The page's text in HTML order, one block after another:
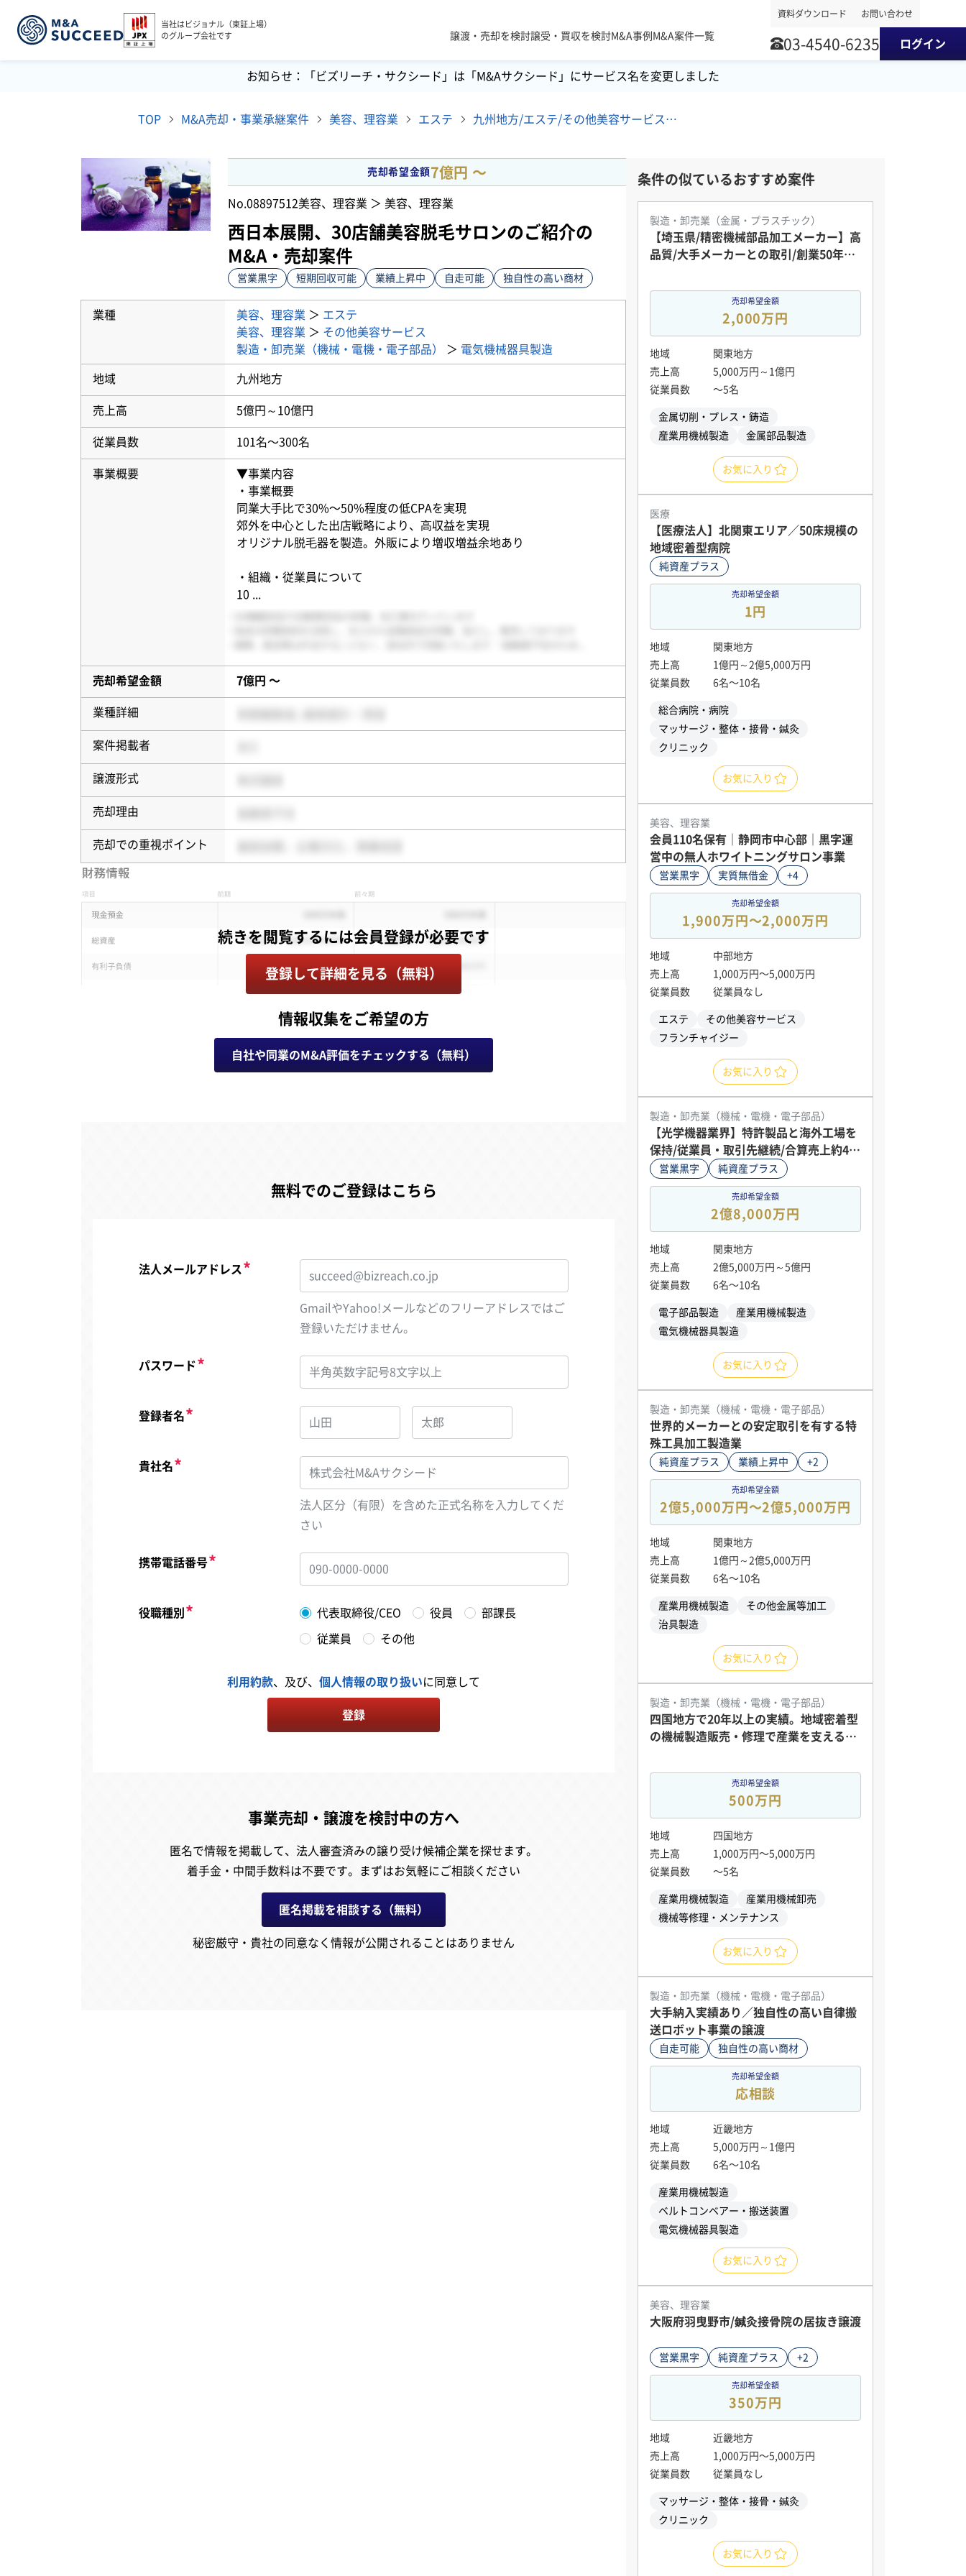
当社はビジョナル（東証上場）
のグループ会社です
譲渡・売却を検討譲受・買収を検討M&A事例 M&A案件一覧
資料ダウンロード お問い合わせ
03-4540-6235 ログイン
お知らせ：「ビズリーチ・サクシード」は「M&Aサクシード」にサービス名を変更しました
TOP M&A売却・事業承継案件 美容、理容業 エステ 九州地方/エステ/その他美容サービス/電気機械器具製造 M&A・事業譲渡案件
売却希望金額 7億円 〜
No.08897512美容、理容業 ＞ 美容、理容業
西日本展開、30店舗美容脱毛サロンのご紹介の
M&A・売却案件
営業黒字 短期回収可能 業績上昇中 自走可能 独自性の高い商材
業種 美容、理容業 ＞ エステ
美容、理容業 ＞ その他美容サービス
製造・卸売業（機械・電機・電子部品）
＞ 電気機械器具製造
地域 九州地方
売上高 5億円～10億円
従業員数 101名〜300名
事業概要
▼事業内容
・事業概要
同業⼤⼿⽐で30%〜50%程度の低CPAを実現
郊外を中⼼とした出店戦略により、⾼収益を実現
オリジナル脱⽑器を製造。外販により増収増益余地あり
・組織・従業員について
10
売却希望金額 7億円 〜
業種詳細
案件掲載者
譲渡形式
売却理由
売却での重視ポイント
登録して詳細を見る（無料）
情報収集をご希望の方
自社や同業のM&A評価をチェックする（無料）
無料でのご登録はこちら
法人メールアドレス
GmailやYahoo!メールなどのフリーアドレスではご
登録いただけません。
パスワード
登録者名
貴社名
法人区分（有限）を含めた正式名称を入力してくだ
さい
携帯電話番号
役職種別 代表取締役/CEO 役員 部課長
従業員 その他
利用約款、及び、 個人情報の取り扱いに同意して
登録
事業売却・譲渡を検討中の方へ
匿名で情報を掲載して、 法人審査済みの譲り受け候補企業を探せます。
着手金・中間手数料は不要です。
まずはお気軽にご相談ください
匿名掲載を相談する（無料）
秘密厳守・貴社の同意なく情報が公開されることはありません
条件の似ているおすすめ案件
製造・卸売業（金属・プラスチック）
【埼玉県/精密機械部品加工メーカー】高
品質/大手メーカーとの取引/創業50年以
売却希望金額
2,000万円
地域
関東地方
売上高
5,000万円～1億円
従業員数
〜5名
金属切削・プレス・鋳造
産業用機械製造
金属部品製造
お気に入り
医療
【医療法人】北関東エリア／50床規模の
地域密着型病院
純資産プラス
売却希望金額
1円
地域
関東地方
売上高
1億円～2億5,000万円
従業員数
6名〜10名
総合病院・病院
マッサージ・整体・接骨・鍼灸
クリニック
お気に入り
美容、理容業
会員110名保有｜静岡市中心部｜黒字運
営中の無人ホワイトニングサロン事業
営業黒字 実質無借金 +4
売却希望金額
1,900万円〜2,000万円
地域
中部地方
売上高
1,000万円〜5,000万円
従業員数
従業員なし
エステ
その他美容サービス
フランチャイジー
お気に入り
製造・卸売業（機械・電機・電子部品）
【光学機器業界】特許製品と海外工場を
保持/従業員・取引先継続/合算売上約4億
円営業黒字 純資産プラス
売却希望金額
2億8,000万円
地域
関東地方
売上高
2億5,000万円～5億円
従業員数
6名〜10名
電子部品製造
産業用機械製造
電気機械器具製造
お気に入り
製造・卸売業（機械・電機・電子部品）
世界的メーカーとの安定取引を有する特
殊工具加工製造業
純資産プラス 業績上昇中 +2
売却希望金額
2億5,000万円〜2億5,000万円
地域
関東地方
売上高
1億円～2億5,000万円
従業員数
6名〜10名
産業用機械製造
その他金属等加工
治具製造
お気に入り
製造・卸売業（機械・電機・電子部品）
四国地方で20年以上の実績。地域密着型
の機械製造販売・修理で産業を支える企
売却希望金額
500万円
地域
四国地方
売上高
1,000万円〜5,000万円
従業員数
〜5名
産業用機械製造
産業用機械卸売
機械等修理・メンテナンス
お気に入り
製造・卸売業（機械・電機・電子部品）
大手納入実績あり／独自性の高い自律搬
送ロボット事業の譲渡
自走可能 独自性の高い商材
売却希望金額
応相談
地域
近畿地方
売上高
5,000万円～1億円
従業員数
6名〜10名
産業用機械製造
ベルトコンベアー・搬送装置
電気機械器具製造
お気に入り
美容、理容業
大阪府羽曳野市/鍼灸接骨院の居抜き譲渡
営業黒字 純資産プラス +2
売却希望金額
350万円
地域
近畿地方
売上高
1,000万円〜5,000万円
従業員数
従業員なし
マッサージ・整体・接骨・鍼灸
クリニック
お気に入り